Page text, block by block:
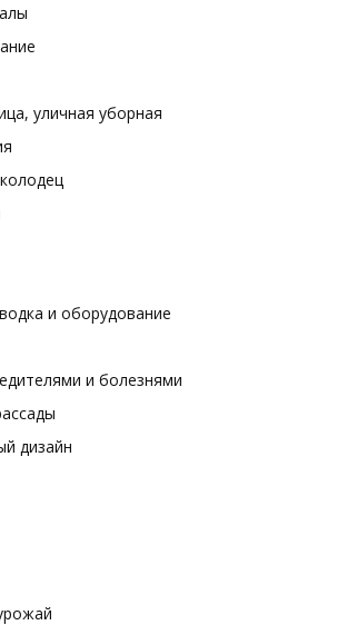
уличная уборная
и оборудование
и болезнями
дизайн